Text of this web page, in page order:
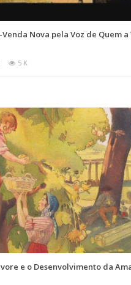
Nova pela Voz de Quem a
5 K
e o Desenvolvimento da